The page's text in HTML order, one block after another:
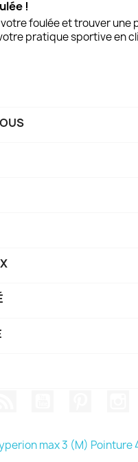
!
foulée et trouver une
pratique sportive en
max 3 (M) Pointure